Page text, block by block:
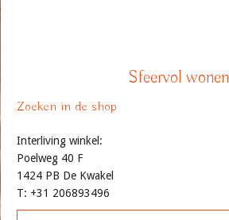
Sfeervol wonen
Zoeken in de shop
Interliving winkel:
Poelweg 40 F
1424 PB De Kwakel
T: +31 206893496